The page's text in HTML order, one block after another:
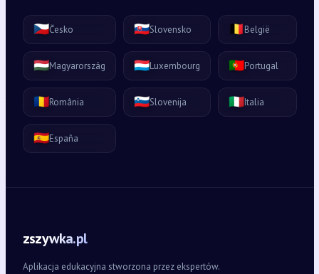
🇨🇿Česko 🇸🇰Slovensko 🇧🇪België
🇭🇺Magyarország 🇱🇺Luxembourg 🇵🇹Portugal
🇷🇴România 🇸🇮Slovenija 🇮🇹Italia
🇪🇸España
zszywka.pl
Aplikacja edukacyjna stworzona przez ekspertów.